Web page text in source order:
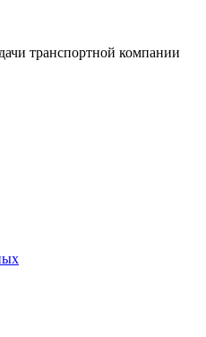
транспортной компании